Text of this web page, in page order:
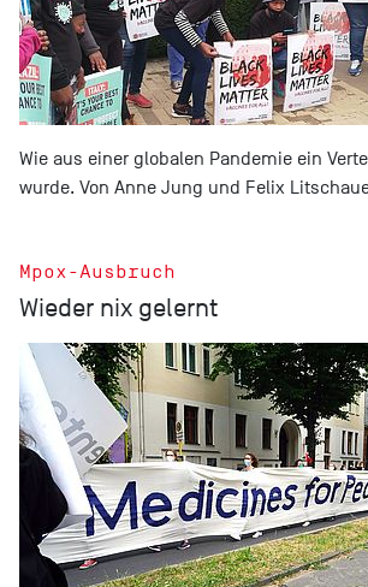
Wie aus einer globalen Pandemie ein
wurde. Von Anne Jung und Felix
Mpox-Ausbruch
Wieder nix gelernt